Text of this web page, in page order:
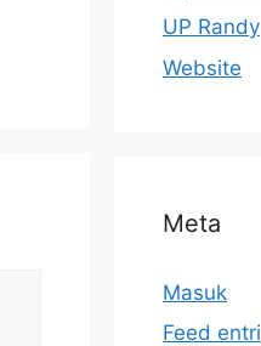
UP Randy
Website
Meta
Masuk
Feed entri